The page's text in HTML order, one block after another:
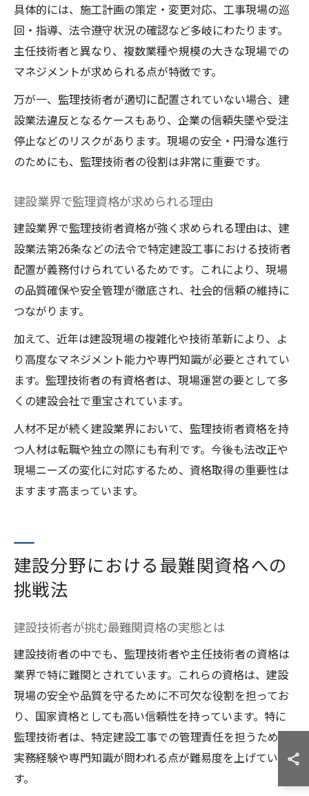
具体的には、施工計画の策定・変更対応、工事現場の巡
回・指導、法令遵守状況の確認など多岐にわたります。
主任技術者と異なり、複数業種や規模の大きな現場での
マネジメントが求められる点が特徴です。
万が一、監理技術者が適切に配置されていない場合、建
設業法違反となるケースもあり、企業の信頼失墜や受注
停止などのリスクがあります。現場の安全・円滑な進行
のためにも、監理技術者の役割は非常に重要です。
建設業界で監理資格が求められる理由
建設業界で監理技術者資格が強く求められる理由は、建
設業法第26条などの法令で特定建設工事における技術者
配置が義務付けられているためです。これにより、現場
の品質確保や安全管理が徹底され、社会的信頼の維持に
つながります。
加えて、近年は建設現場の複雑化や技術革新により、よ
り高度なマネジメント能力や専門知識が必要とされてい
ます。監理技術者の有資格者は、現場運営の要として多
くの建設会社で重宝されています。
人材不足が続く建設業界において、監理技術者資格を持
つ人材は転職や独立の際にも有利です。今後も法改正や
現場ニーズの変化に対応するため、資格取得の重要性は
ますます高まっています。
建設分野における最難関資格への
挑戦法
建設技術者が挑む最難関資格の実態とは
建設技術者の中でも、監理技術者や主任技術者の資格は
業界で特に難関とされています。これらの資格は、建設
現場の安全や品質を守るために不可欠な役割を担ってお
り、国家資格としても高い信頼性を持っています。特に
監理技術者は、特定建設工事での管理責任を担うため、
実務経験や専門知識が問われる点が難易度を上げていま
す。